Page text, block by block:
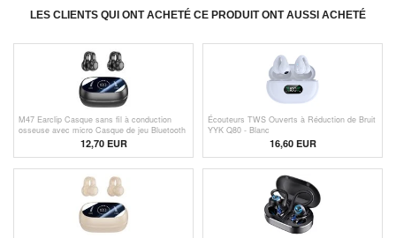
LES CLIENTS QUI ONT ACHETÉ CE PRODUIT ONT AUSSI ACHETÉ
M47 Earclip Casque sans fil à conduction
osseuse avec micro Casque de jeu Bluetooth
5.3 Casque de sport à réduction de bruit -
12,70EUR
Écouteurs TWS Ouverts à Réduction de Bruit
YYK Q80 - Blanc
16,60 EUR